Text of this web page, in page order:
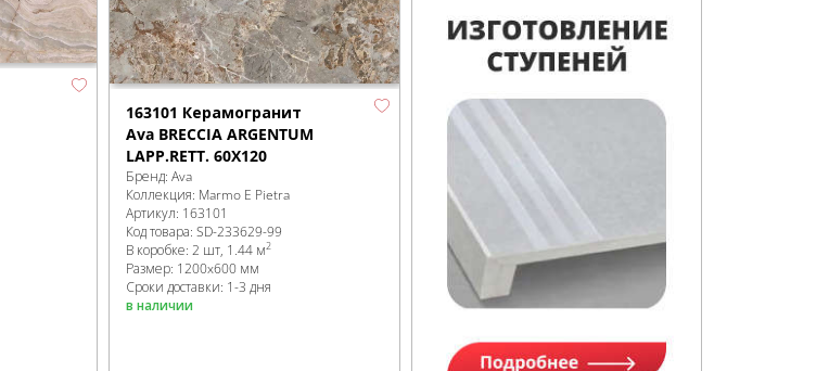
163101 Керамогранит
Ava BRECCIA ARGENTUM
LAPP.RETT. 60X120
Бренд:Ava
Коллекция: Marmo E Pietra
Артикул: 163101
Код товара:SD-233629-99
В коробке:2 шт, 1.44 м2
Размер: 1200x600 мм
Сроки доставки: 1-3 дня
в наличии